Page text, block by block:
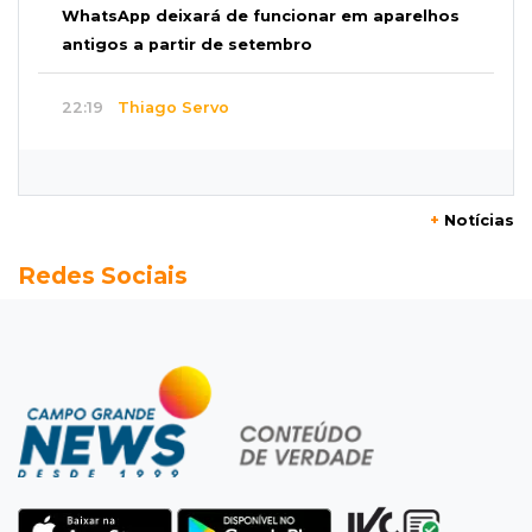
WhatsApp deixará de funcionar em aparelhos
antigos a partir de setembro
22:19 Thiago Servo
Semana vai começar com 909 novas
Flagrante
Motorista atinge carro parado, perde
retrovisor e foge no Jardim Antártica
“Sinto que ela está por perto”, diz mãe de
+ Notícias
Redes Sociais